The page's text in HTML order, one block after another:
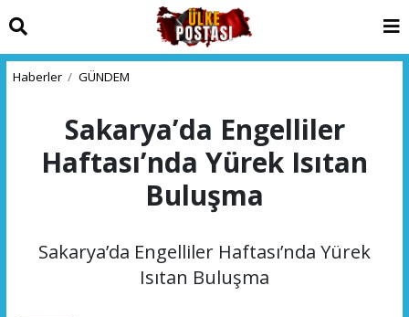
Haberler GÜNDEM
Sakarya’da Engelliler
Haftası’nda Yürek Isıtan
Buluşma
Sakarya’da Engelliler Haftası’nda Yürek
Isıtan Buluşma